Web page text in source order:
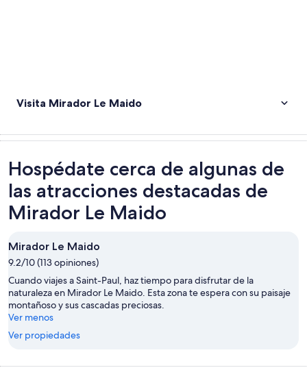
Visita Mirador Le Maido
Hospédate cerca de algunas de
las atracciones destacadas de
Mirador Le Maido
Mirador Le Maido
9.2/10 (113 opiniones)
Cuando viajes a Saint-Paul, haz tiempo para disfrutar de la
naturaleza en Mirador Le Maido. Esta zona te espera con su paisaje
montañoso y sus cascadas preciosas.
Ver menos
Ver propiedades